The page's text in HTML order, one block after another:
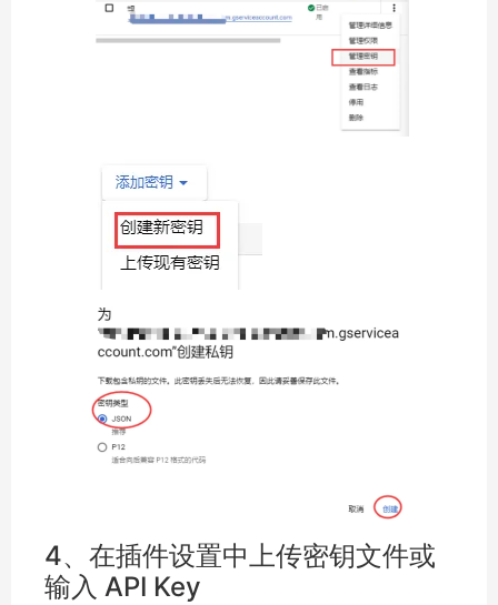
4、在插件设置中上传密钥文件或
输入 API Key